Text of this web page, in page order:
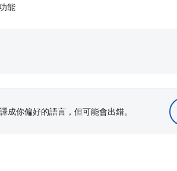
能
成你偏好的語言，但可能會出錯。